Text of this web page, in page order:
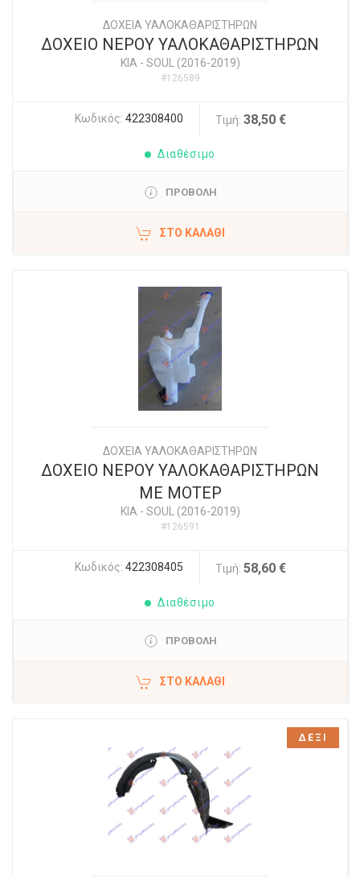
ΔΟΧΕΙΑ ΥΑΛΟΚΑΘΑΡΙΣΤΗΡΩΝ
ΔΟΧΕΙΟ ΝΕΡΟΥ ΥΑΛΟΚΑΘΑΡΙΣΤΗΡΩΝ
KIA - SOUL (2016-2019)
#126589
Κωδικός: 422308400 Τιμή: 38,50 €
Διαθέσιμο
ΠΡΟΒΟΛΗ
ΣΤΟ ΚΑΛΆΘΙ
ΔΟΧΕΙΑ ΥΑΛΟΚΑΘΑΡΙΣΤΗΡΩΝ
ΔΟΧΕΙΟ ΝΕΡΟΥ ΥΑΛΟΚΑΘΑΡΙΣΤΗΡΩΝ
ΜΕ ΜΟΤΕΡ
KIA - SOUL (2016-2019)
#126591
Κωδικός: 422308405 Τιμή: 58,60 €
Διαθέσιμο
ΠΡΟΒΟΛΗ
ΣΤΟ ΚΑΛΆΘΙ
ΔΕΞΙ